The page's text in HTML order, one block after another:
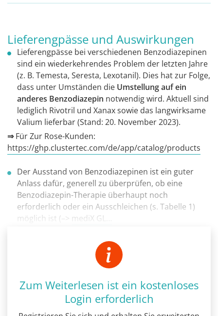
Lieferengpässe und Auswirkungen
Lieferengpässe bei verschiedenen Benzodiazepinen
sind ein wiederkehrendes Problem der letzten Jahre
(z. B. Temesta, Seresta, Lexotanil). Dies hat zur Folge,
dass unter Umständen die Umstellung auf ein
anderes Benzodiazepin notwendig wird. Aktuell sind
lediglich Rivotril und Xanax sowie das langwirksame
Valium lieferbar (Stand: 20. November 2023).
⇒Für Zur Rose-Kunden:
https://ghp.clustertec.com/de/app/catalog/products
Der Ausstand von Benzodiazepinen ist ein guter
Anlass dafür, generell zu überprüfen, ob eine
Benzodiazepin-Therapie überhaupt noch
erforderlich oder ein Ausschleichen (s. Tabelle 1)
möglich ist (–> mediX GL…
Zum Weiterlesen ist ein kostenloses
Login erforderlich